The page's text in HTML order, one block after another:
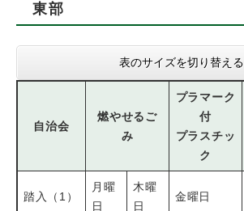
東部
表のサイズを切り替える
自治会
燃やせるご
み
プラマーク
付
プラスチッ
ク
踏入（1）
月曜
日
木曜
日
金曜日